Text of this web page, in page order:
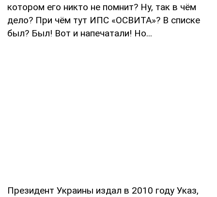
котором его никто не помнит? Ну, так в чём
дело? При чём тут ИПС «ОСВИТА»? В списке
был? Был! Вот и напечатали! Но...
Президент Украины издал в 2010 году Указ,